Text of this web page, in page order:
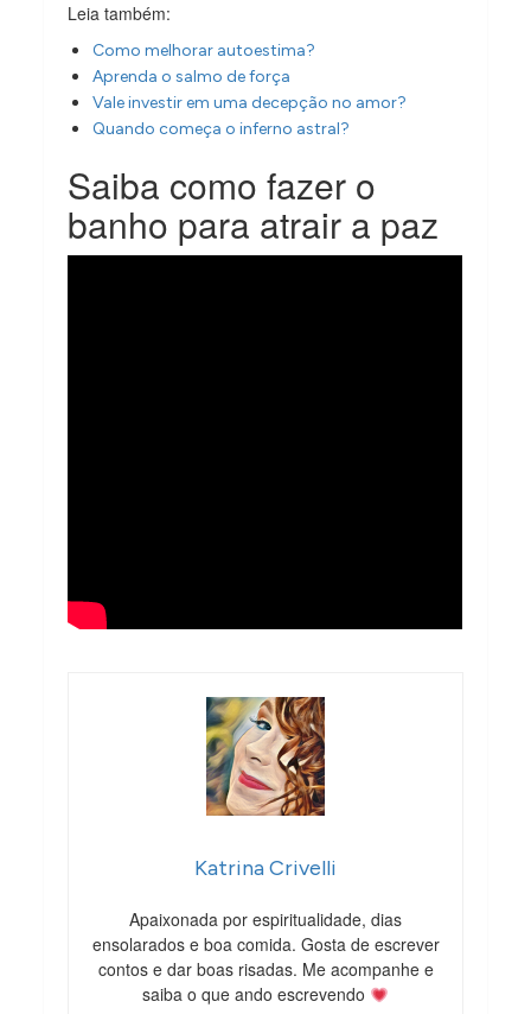
Leia também:
Como melhorar autoestima?
Aprenda o salmo de força
Vale investir em uma decepção no amor?
Quando começa o inferno astral?
Saiba como fazer o
banho para atrair a paz
Katrina Crivelli
Apaixonada por espiritualidade, dias
ensolarados e boa comida. Gosta de escrever
contos e dar boas risadas. Me acompanhe e
saiba o que ando escrevendo